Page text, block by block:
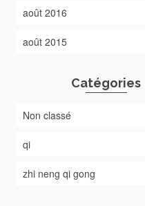
août 2016
août 2015
Catégories
Non classé
qi
zhi neng qi gong